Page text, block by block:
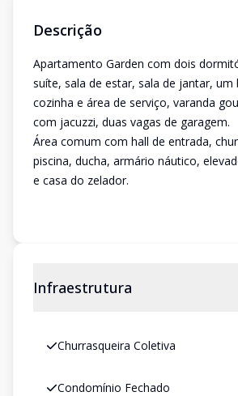
Descrição
Apartamento Garden com dois
suíte, sala de estar, sala de jantar, um
cozinha e área de serviço, varanda
com jacuzzi, duas vagas de garagem.
Área comum com hall de entrada,
piscina, ducha, armário náutico,
e casa do zelador.
Infraestrutura
Churrasqueira Coletiva
Condomínio Fechado